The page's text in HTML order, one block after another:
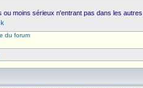
ou moins sérieux n'entrant pas dans les
du forum